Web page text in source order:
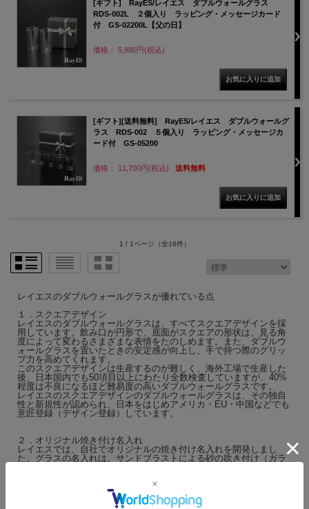
[ギフト] RayES/レイエス ダブルウォールグラス
RDS-002L ２個入り ラッピング・メッセージカード
付 GS-02200L【父の日】
価格： 5,880円(税込)
[ギフト][送料無料] RayES/レイエス ダブルウォールグ
ラス RDS-002 ５個入り ラッピング・メッセージカ
ード付 GS-05200
価格： 11,700円(税込) 送料無料
1 / 1ページ （全16件）
レイエスのダブルウォールグラスが優れている点
１．スクエアデザイン
レイエスのダブルウォールグラスは、すべてスクエアデザインを採
用しています。飲み口が円形で、底面がスクエアの形状は、見る角
度によって変わるさまざまな表情をたのしめます。また、ダブルウ
ォールグラスを置いたときの安定感が向上し、手で持つ際のグリッ
プ力を高めてくれます。
このスクエアデザインは生産するのが難しく、海外工場で生産した
後、日本国内でも50項目以上にわたり全数検査していますが、40%
程度は不良になるほど難易度の高いダブルウォールグラスです。
レイエスのスクエアデザインのダブルウォールグラスは、その独自
性と新規性が認められ、日本をはじめアメリカ・EU・中国などでも
意匠登録（デザイン登録）しています。
２．オリジナル焼き付け名入れ
レイエスでは、自社でオリジナルの焼き付け名入れを開発しまし
た。グラスの名入れは、サンドブラストによる砂の吹き付け（ガラ
この焼き付け名入れは、すべてレイエスの自社で行いますので、低
価格、短納期が可能です。名入れの色も、ゴールド色・シルバー
色・ブラック色が選べます。